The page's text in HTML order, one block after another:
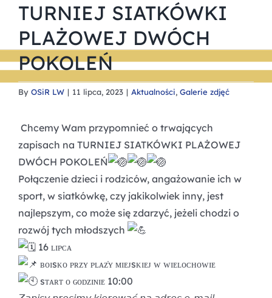
TURNIEJ SIATKÓWKI
PLAŻOWEJ DWÓCH
POKOLEŃ
By OSiR LW | 11 lipca, 2023 | Aktualności, Galerie zdjęć
Chcemy Wam przypomnieć o trwających
zapisach na TURNIEJ SIATKÓWKI PLAŻOWEJ
DWÓCH POKOLEŃ
Połączenie dzieci i rodziców, angażowanie ich w
sport, w siatkówkę, czy jakikolwiek inny, jest
najlepszym, co może się zdarzyć, jeżeli chodzi o
rozwój tych młodszych
16 ʟɪᴘᴄᴀ
ʙᴏɪsᴋᴏ ᴘʀᴢʏ ᴘʟᴀᴢ̇ʏ ᴍɪᴇᴊsᴋɪᴇᴊ ᴡ ᴡɪᴇʟᴏᴄʜᴏᴡɪᴇ
sᴛᴀʀᴛ ᴏ ɢᴏᴅᴢɪɴɪᴇ 10:00